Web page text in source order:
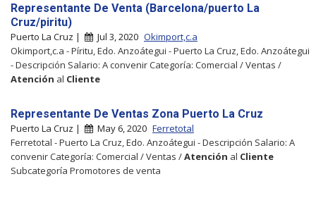
Representante De Venta (Barcelona/puerto La
Cruz/piritu)
Puerto La Cruz | Jul 3, 2020 Okimport,c.a
Okimport,c.a - Píritu, Edo. Anzoátegui - Puerto La Cruz, Edo. Anzoátegui
- Descripción Salario: A convenir Categoría: Comercial / Ventas /
Atención al Cliente
Representante De Ventas Zona Puerto La Cruz
Puerto La Cruz | May 6, 2020 Ferretotal
Ferretotal - Puerto La Cruz, Edo. Anzoátegui - Descripción Salario: A
convenir Categoría: Comercial / Ventas /Atención al Cliente
Subcategoría Promotores de venta